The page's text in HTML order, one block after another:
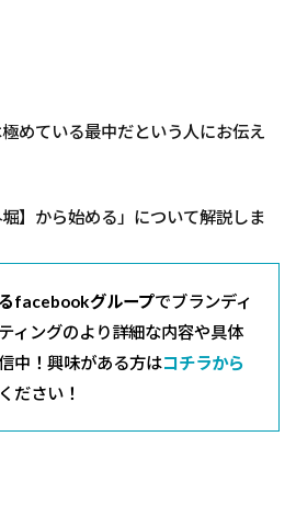
めている最中だという人にお伝え
堀】から始める」について解説しま
facebookグループでブランディ
ィングのより詳細な内容や具体
中！興味がある方はコチラから
ださい！